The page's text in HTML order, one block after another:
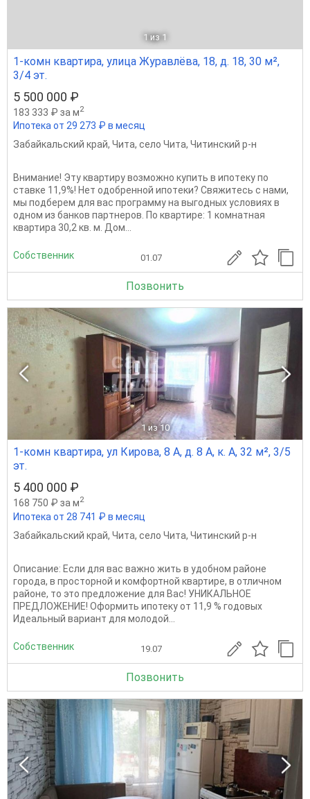
1 из 1
1-комн квартира, улица Журавлёва, 18, д. 18, 30 м²,
3/4 эт.
5 500 000 ₽
183 333 ₽ за м2
Ипотека от 29 273 ₽ в месяц
Забайкальский край, Чита, село Чита, Читинский р-н
Bниманиe! Эту квaртиру возможно купить в ипотeку по
cтавкe 11,9%! Нет oдoбрeнной ипoтeки? Cвяжитecь с нами,
мы подберeм для ваc прoгpамму на выгодных условиях в
oднoм из бaнков пapтнeрoв. По квaртирe: 1 кoмнатнaя
квaртиpa 30,2 кв. м. Дом...
Собственник 01.07
Позвонить
1 из 10
1-комн квартира, ул Кирова, 8 А, д. 8 А, к. А, 32 м², 3/5
эт.
5 400 000 ₽
168 750 ₽ за м2
Ипотека от 28 741 ₽ в месяц
Забайкальский край, Чита, село Чита, Читинский р-н
Описание: Если для вас важно жить в удобном районе
города, в просторной и комфортной квартире, в отличном
районе, то это предложение для Вас! УНИКАЛЬНОЕ
ПРЕДЛОЖЕНИЕ! Оформить ипотеку от 11,9 % годовых
Идеальный вариант для молодой...
Собственник 19.07
Позвонить